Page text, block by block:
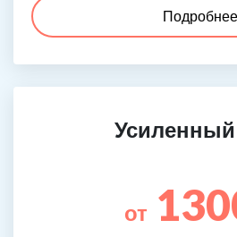
Подробнее
Усиленный
от